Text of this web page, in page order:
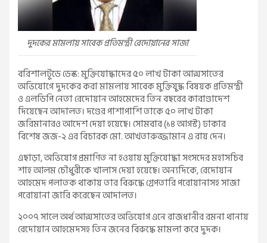
দুদকের মামলায় সাবেক প্রতিমন্ত্রী রেদোয়ানের সাজা
বরিশালটুডে ডেস্ক: মুক্তিযোদ্ধাদের ৫০ লাখ টাকা আত্মসাতের
অভিযোগে দুদকের করা মামলায় সাবেক মুক্তিযুদ্ধ বিষয়ক প্রতিমন্ত্রী
ও এলডিপি নেতা রেদোয়ান আহমেদের তিন বছরের কারাণ্ডাদেশ
দিয়েছেন আদালত। দণ্ডের পাশাপাশি তাকে ৫০ লাখ টাকা
জরিমানারও আদেশ দেয়া হয়েছে। সোমবার (১৪ আগস্ট) ঢাকার
বিশেষ জজ-২ এর বিচারক মো. আখতারুজ্জামান এ রায় দেন।
এছাড়া, অভিযোগ প্রমাণিত না হওয়ায় মুক্তিযোদ্ধা সংসদের মহাসচিব
শাহ আলম চৌধুরীকে খালাস দেয়া হয়েছে। অন্যদিকে, রেদোয়ান
আহমেদ পলাতক থাকায় তার বিরুদ্ধে গ্রেপতারি পরোয়ানাসহ সাজা
পরোয়ানা জারি করেছেন আদালত।
২০০৭ সালে অর্থ আত্মসাতের অভিযোগ এনে রাজধানীর রমনা থানায়
রেদোয়ান আহমেদসহ তিন জনের বিরুদ্ধে মামলা করে দুদক।